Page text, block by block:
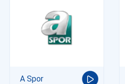
A Spor